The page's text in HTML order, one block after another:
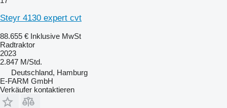
Steyr 4130 expert cvt
88.655 € Inklusive MwSt
Radtraktor
2023
2.847 M/Std.
Deutschland, Hamburg
E-FARM GmbH
Verkäufer kontaktieren